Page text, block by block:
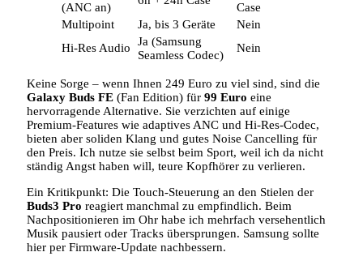
(ANC an)
Case
Multipoint
Ja, bis 3 Geräte
Nein
Hi-Res Audio
Ja (Samsung
Seamless Codec)
Nein
Keine Sorge – wenn Ihnen 249 Euro zu viel sind, sind die
Galaxy Buds FE (Fan Edition) für 99 Euro eine
hervorragende Alternative. Sie verzichten auf einige
Premium-Features wie adaptives ANC und Hi-Res-Codec,
bieten aber soliden Klang und gutes Noise Cancelling für
den Preis. Ich nutze sie selbst beim Sport, weil ich da nicht
ständig Angst haben will, teure Kopfhörer zu verlieren.
Ein Kritikpunkt: Die Touch-Steuerung an den Stielen der
Buds3 Pro reagiert manchmal zu empfindlich. Beim
Nachpositionieren im Ohr habe ich mehrfach versehentlich
Musik pausiert oder Tracks übersprungen. Samsung sollte
hier per Firmware-Update nachbessern.